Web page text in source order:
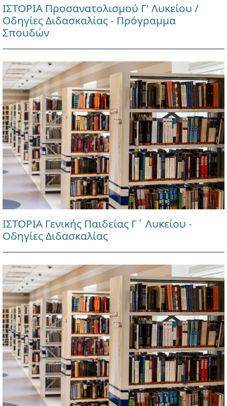
ΙΣΤΟΡΙΑ Προσανατολισμού Γ' Λυκείου /
Οδηγίες Διδασκαλίας - Πρόγραμμα
Σπουδών
ΙΣΤΟΡΙΑ Γενικής Παιδείας Γ΄ Λυκείου -
Οδηγίες Διδασκαλίας